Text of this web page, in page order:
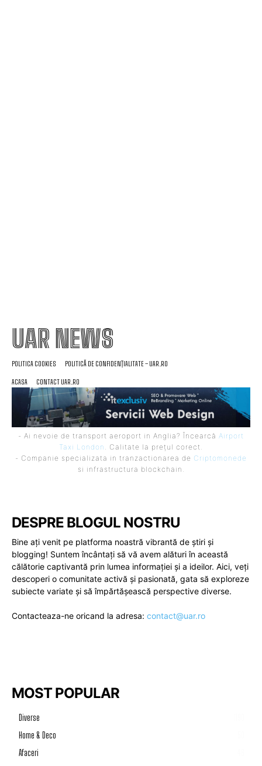
UAR NEWS
POLITICA COOKIES POLITICĂ DE CONFIDENȚIALITATE – UAR.RO
ACASA CONTACT UAR.RO
- Ai nevoie de transport aeroport in Anglia? Încearcă Airport
Taxi London
. Calitate la prețul corect.
- Companie specializata in tranzactionarea de Criptomonede
si infrastructura blockchain.
DESPRE BLOGUL NOSTRU
Bine ați venit pe platforma noastră vibrantă de știri și
blogging! Suntem încântați să vă avem alături în această
călătorie captivantă prin lumea informației și a ideilor. Aici, veți
descoperi o comunitate activă și pasionată, gata să exploreze
subiecte variate și să împărtășească perspective diverse.
Contacteaza-ne oricand la adresa: contact@uar.ro
MOST POPULAR
Diverse
Home & Deco
Afaceri